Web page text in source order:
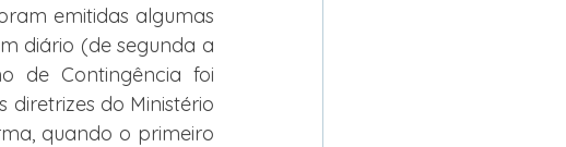
emitidas algumas
diário (de segunda a
de Contingência foi
diretrizes do Ministério
quando o primeiro